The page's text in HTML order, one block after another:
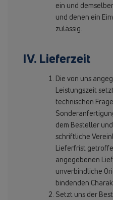
ein und
und denen ein
zulässig.
IV. Lieferzeit
Die von uns
Leistungszeit
technischen
dem Besteller
schriftliche
Lieferfrist
angegebenen
unverbindliche
bindenden
Setzt uns der